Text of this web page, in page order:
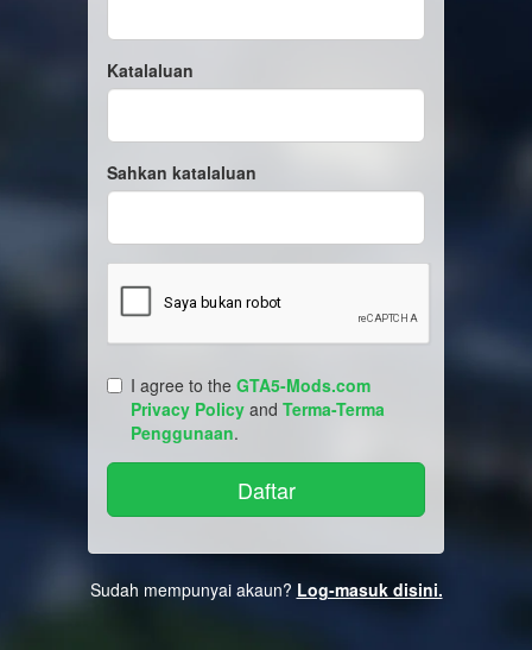
Katalaluan
Sahkan katalaluan
I agree to the GTA5-Mods.com
Privacy Policy and Terma-Terma
Penggunaan.
Sudah mempunyai akaun? Log-masuk disini.